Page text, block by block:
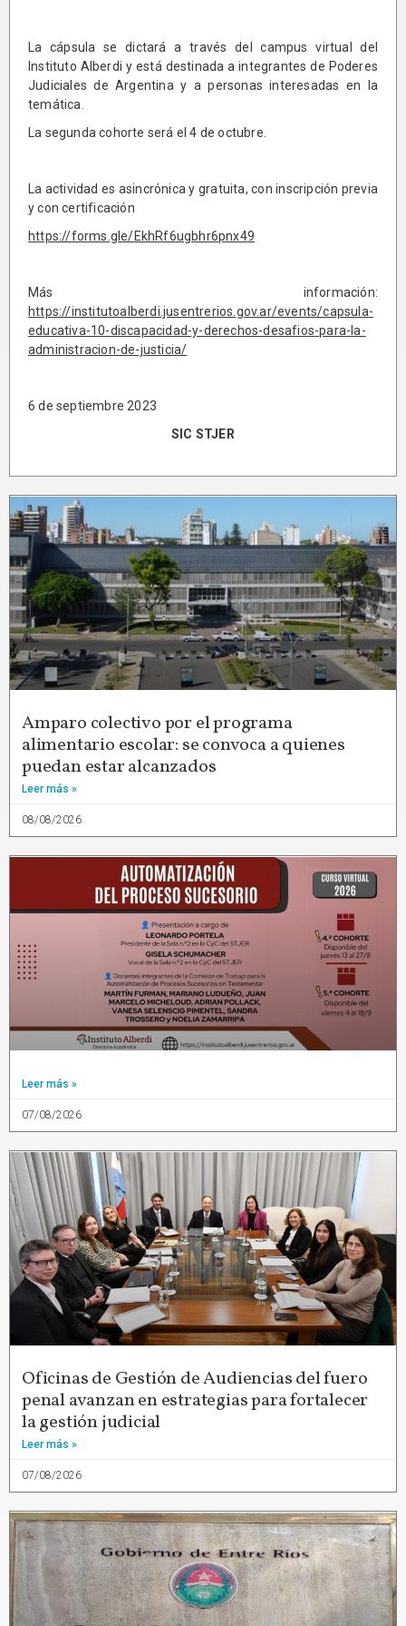
La cápsula se dictará a través del campus virtual del
Instituto Alberdi y está destinada a integrantes de Poderes
Judiciales de Argentina y a personas interesadas en la
temática.
La segunda cohorte será el 4 de octubre.
La actividad es asincrónica y gratuita, con inscripción previa
y con certificación
https://forms.gle/EkhRf6ugbhr6pnx49
Más información:
https://institutoalberdi.jusentrerios.gov.ar/events/capsula-
educativa-10-discapacidad-y-derechos-desafios-para-la-
administracion-de-justicia/
6 de septiembre 2023
SIC STJER
Amparo colectivo por el programa
alimentario escolar: se convoca a quienes
puedan estar alcanzados
Leer más »
08/08/2026
Leer más »
07/08/2026
Oficinas de Gestión de Audiencias del fuero
penal avanzan en estrategias para fortalecer
la gestión judicial
Leer más »
07/08/2026